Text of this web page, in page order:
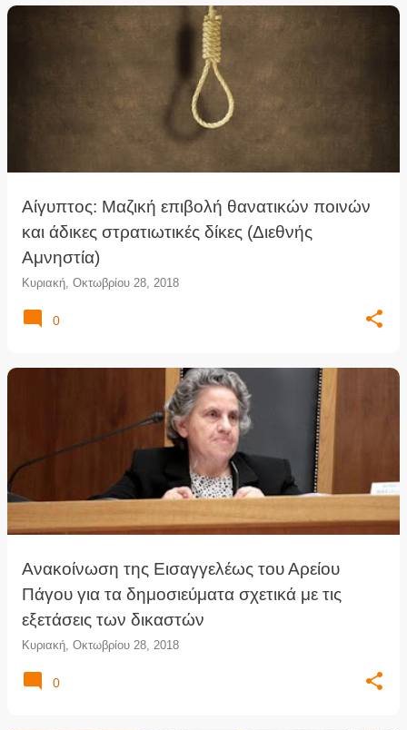
Αίγυπτος: Μαζική επιβολή θανατικών ποινών
και άδικες στρατιωτικές δίκες (Διεθνής
Αμνηστία)
Κυριακή, Οκτωβρίου 28, 2018
0
Ανακοίνωση της Εισαγγελέως του Αρείου
Πάγου για τα δημοσιεύματα σχετικά με τις
εξετάσεις των δικαστών
Κυριακή, Οκτωβρίου 28, 2018
0